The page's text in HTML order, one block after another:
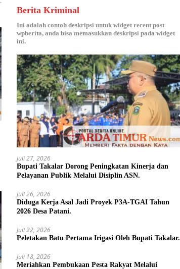
Berita Kriminal
Ini adalah contoh deskripsi untuk widget recent post
wpberita, anda bisa memasukkan deskripsi pada widget
ini.
Juli 27, 2026
Bupati Takalar Dorong Peningkatan Kinerja dan
Pelayanan Publik Melalui Disiplin ASN.
Juli 26, 2026
Diduga Kerja Asal Jadi Proyek P3A-TGAI Tahun
2026 Desa Patani.
Juli 22, 2026
Peletakan Batu Pertama Irigasi Oleh Bupati Takalar.
Juli 18, 2026
Meriahkan Pembukaan Pesta Rakyat Melalui